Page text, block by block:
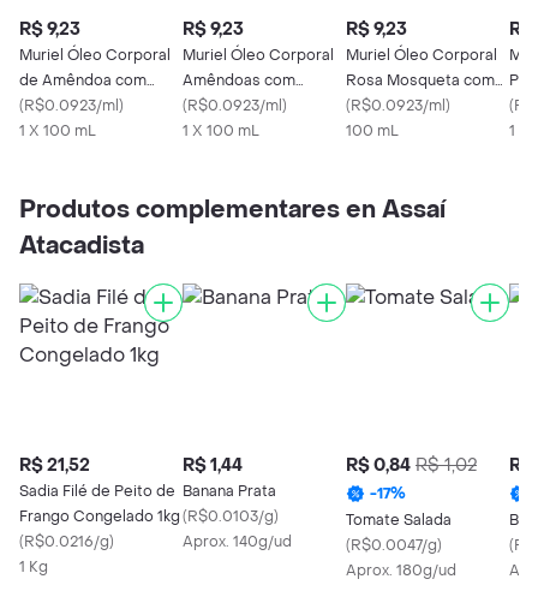
R$ 9,23
Muriel Óleo Corporal
de Amêndoa com
Avelã 100ml
(R$0.0923/ml)
1 X 100 mL
R$ 9,23
Muriel Óleo Corporal
Amêndoas com
Colágeno 100ml
(R$0.0923/ml)
1 X 100 mL
R$ 9,23
Muriel Óleo Corporal
Rosa Mosqueta com
Colágeno 100ml
(R$0.0923/ml)
100 mL
R$
(
1 x
Produtos complementares en Assaí
Atacadista
R$ 21,52
Sadia Filé de Peito de
Frango Congelado 1kg
(R$0.0216/g)
1 Kg
R$ 1,44
Banana Prata
(R$0.0103/g)
Aprox. 140g/ud
R$ 0,84 R$ 1,02
-17%
Tomate Salada
(R$0.0047/g)
Aprox. 180g/ud
R$
(